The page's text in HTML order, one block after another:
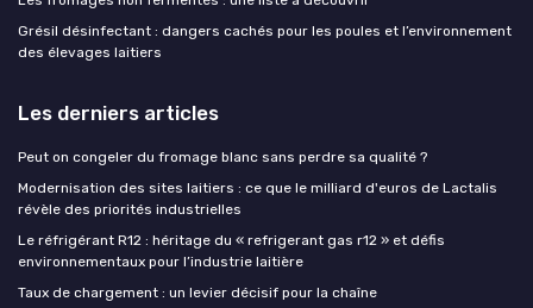
Grésil désinfectant : dangers cachés pour les poules et l’environnement
des élevages laitiers
Les derniers articles
Peut on congeler du fromage blanc sans perdre sa qualité ?
Modernisation des sites laitiers : ce que le milliard d'euros de Lactalis
révèle des priorités industrielles
Le réfrigérant R12 : héritage du « refrigerant gas r12 » et défis
environnementaux pour l’industrie laitière
Taux de chargement : un levier décisif pour la chaîne